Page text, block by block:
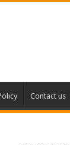
Contact us